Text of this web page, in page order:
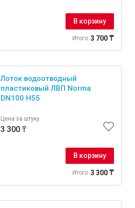
В корзину
Итого 3 700 ₸
Лоток водоотводный
пластиковый ЛВП Norma
DN100 H55
Цена за штуку
3 300 ₸
В корзину
Итого 3 300 ₸